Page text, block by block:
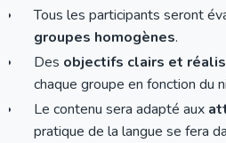
Tous les participants seront
groupes homogènes.
Des objectifs clairs et
chaque groupe en fonction du
Le contenu sera adapté aux
pratique de la langue se fera